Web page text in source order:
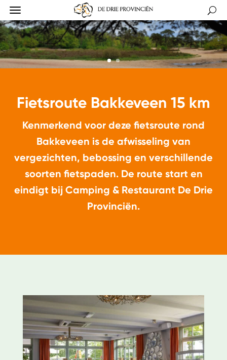
Fietsroute Bakkeveen 15 km
Kenmerkend voor deze fietsroute rond
Bakkeveen is de afwisseling van
vergezichten, bebossing en verschillende
soorten fietspaden. De route start en
eindigt bij Camping & Restaurant De Drie
Provinciën.